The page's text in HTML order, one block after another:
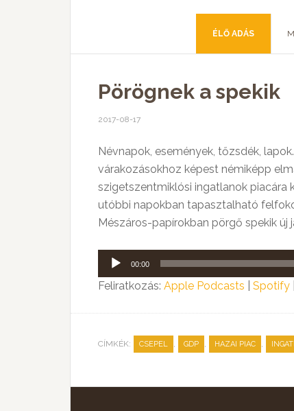
ÉLŐ ADÁS
Pörögnek a spekik
2017-08-17
Névnapok, események, tőzsdék,
várakozásokhoz képest némiképp
szigetszentmiklósi ingatlanok piacára
utóbbi napokban tapasztalható
Mészáros-papírokban pörgő spekik
Audió
lejátszó
00:00
Feliratkozás: Apple Podcasts Spotify
CÍMKÉK: CSEPEL , GDP , HAZAI PIAC ,